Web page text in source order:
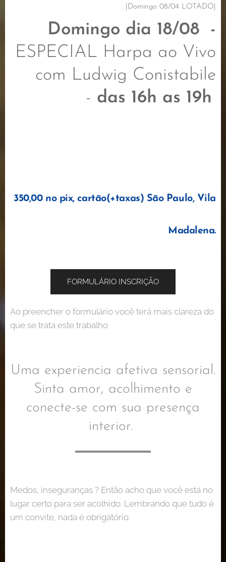
|Domingo 08/04 LOTADO|
Domingo dia 18/08 -
ESPECIAL Harpa ao Vivo
com Ludwig Conistabile
- das 16h as 19h
350,00 no pix, cartão(+taxas) São Paulo, Vila
Madalena.
FORMULÁRIO INSCRIÇÃO
Ao preencher o formulário você terá mais clareza do
que se trata este trabalho
Uma experiencia afetiva sensorial.
Sinta amor, acolhimento e
conecte-se com sua presença
interior.
Medos, inseguranças ? Então acho que você está no
lugar certo para ser acolhido. Lembrando que tudo é
um convite, nada é obrigatório.